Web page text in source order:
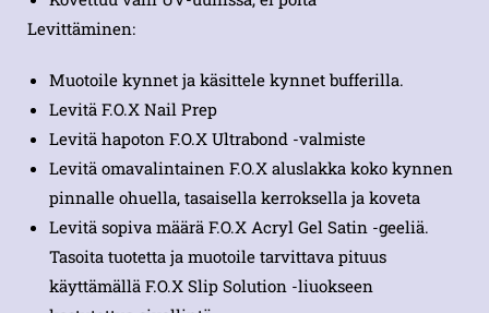
Levittäminen:
Muotoile kynnet ja käsittele kynnet bufferilla.
Levitä F.O.X Nail Prep
Levitä hapoton F.O.X Ultrabond -valmiste
Levitä omavalintainen F.O.X aluslakka koko kynnen
pinnalle ohuella, tasaisella kerroksella ja koveta
Levitä sopiva määrä F.O.X Acryl Gel Satin -geeliä.
Tasoita tuotetta ja muotoile tarvittava pituus
käyttämällä F.O.X Slip Solution -liuokseen